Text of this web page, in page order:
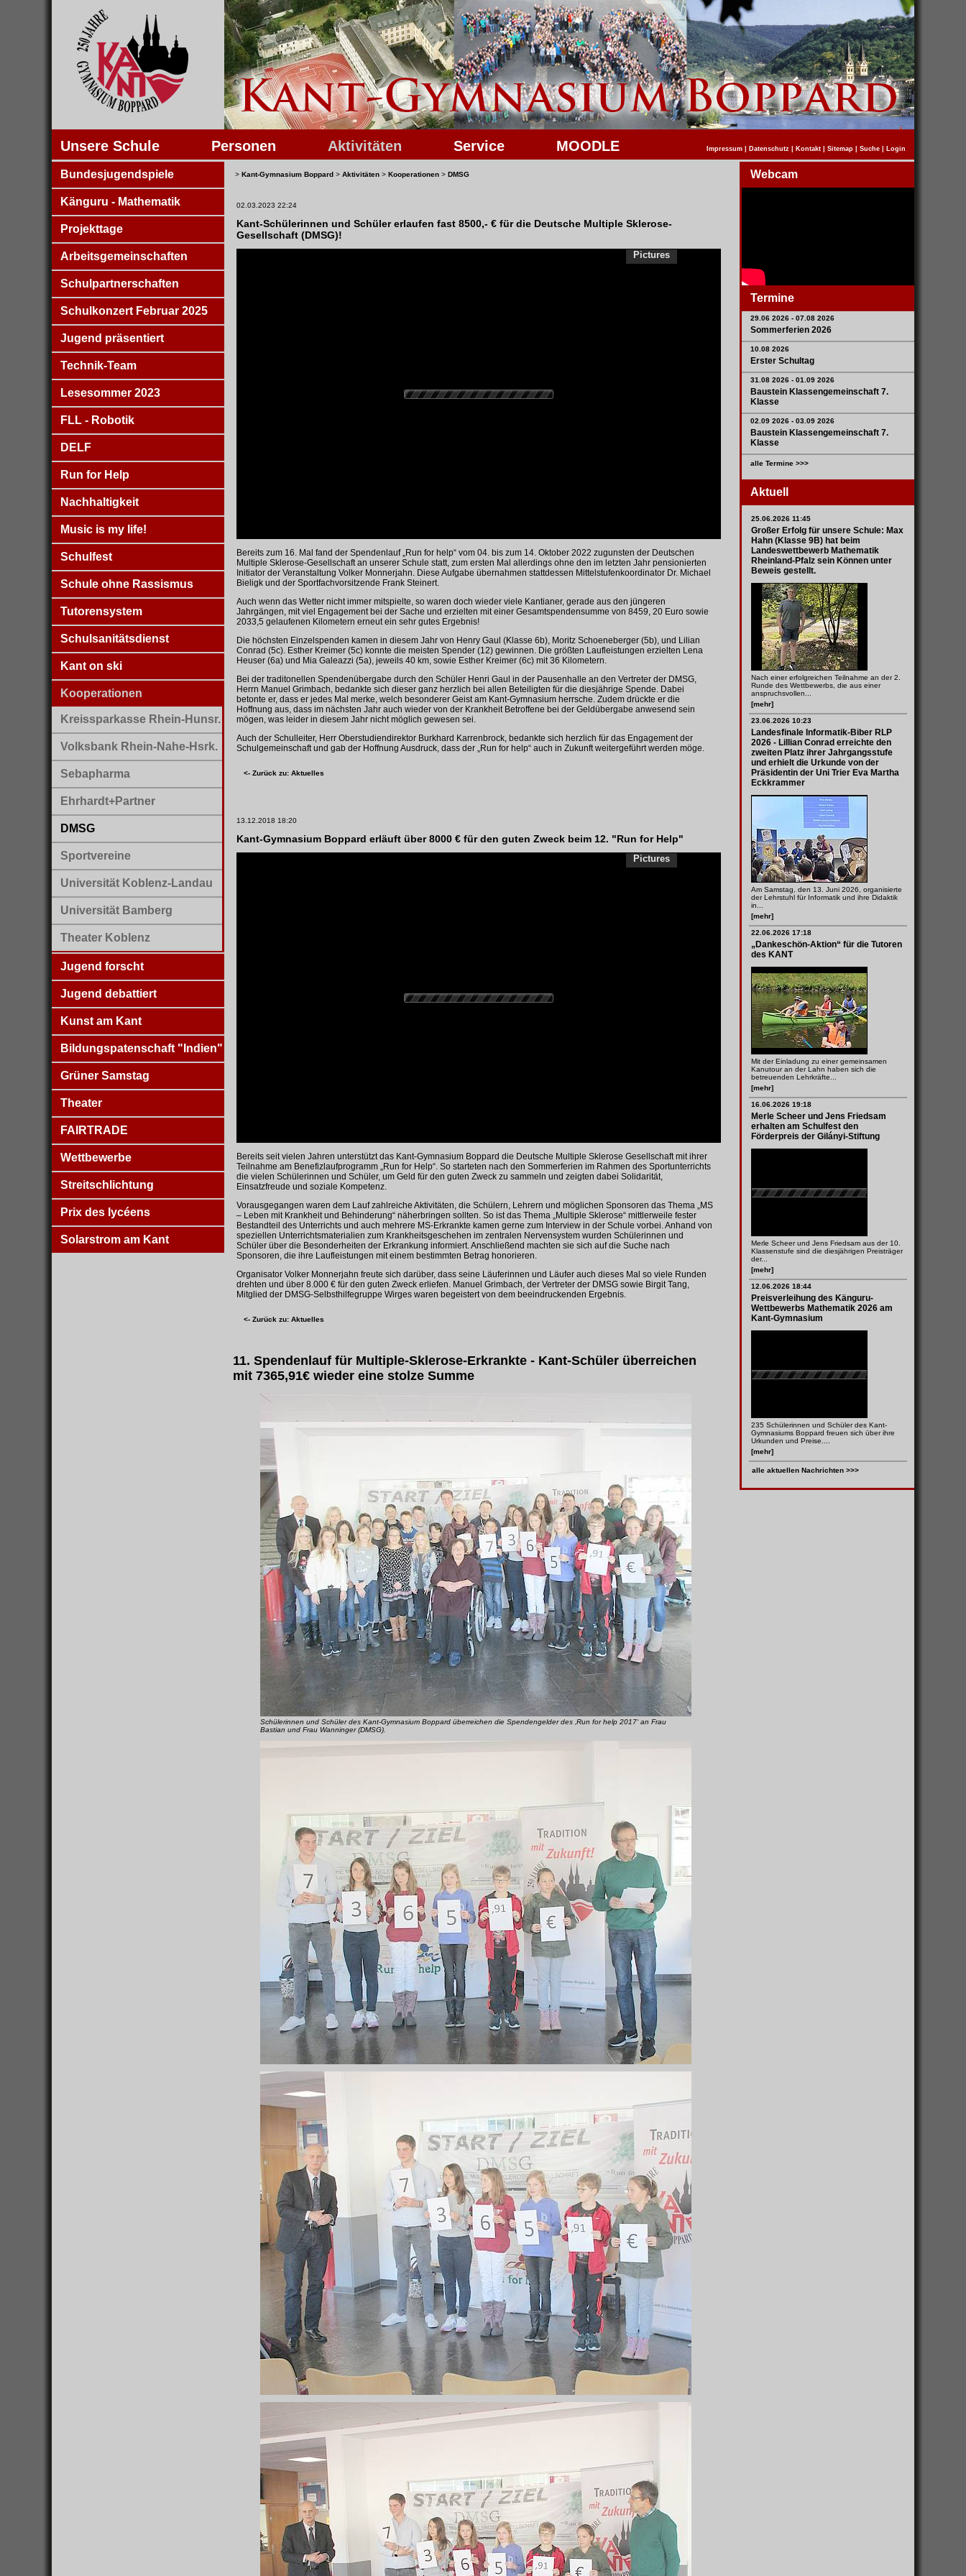
Unsere Schule Personen Aktivitäten Service MOODLE Impressum Datenschutz Kontakt Sitemap Suche Login
Bundesjugendspiele
Känguru - Mathematik
Projekttage
Arbeitsgemeinschaften
Schulpartnerschaften
Schulkonzert Februar 2025
Jugend präsentiert
Technik-Team
Lesesommer 2023
FLL - Robotik
DELF
Run for Help
Nachhaltigkeit
Music is my life!
Schulfest
Schule ohne Rassismus
Tutorensystem
Schulsanitätsdienst
Kant on ski
Kooperationen
Kreissparkasse Rhein-Hunsr.
Volksbank Rhein-Nahe-Hsrk.
Sebapharma
Ehrhardt+Partner
DMSG
Sportvereine
Universität Koblenz-Landau
Universität Bamberg
Theater Koblenz
Jugend forscht
Jugend debattiert
Kunst am Kant
Bildungspatenschaft "Indien"
Grüner Samstag
Theater
FAIRTRADE
Wettbewerbe
Streitschlichtung
Prix des lycéens
Solarstrom am Kant
Webcam
Termine
29.06 2026 - 07.08 2026
Sommerferien 2026
10.08 2026
Erster Schultag
31.08 2026 - 01.09 2026
Baustein Klassengemeinschaft 7.
Klasse
02.09 2026 - 03.09 2026
Baustein Klassengemeinschaft 7.
Klasse
alle Termine >>>
Aktuell
25.06.2026 11:45
Großer Erfolg für unsere Schule: Max
Hahn (Klasse 9B) hat beim
Landeswettbewerb Mathematik
Rheinland-Pfalz sein Können unter
Beweis gestellt.
Nach einer erfolgreichen Teilnahme an der 2.
Runde des Wettbewerbs, die aus einer
anspruchsvollen...
[mehr]
23.06.2026 10:23
Landesfinale Informatik-Biber RLP
2026 - Lillian Conrad erreichte den
zweiten Platz ihrer Jahrgangsstufe
und erhielt die Urkunde von der
Präsidentin der Uni Trier Eva Martha
Eckkrammer
Am Samstag, den 13. Juni 2026, organisierte
der Lehrstuhl für Informatik und ihre Didaktik
in...
[mehr]
22.06.2026 17:18
„Dankeschön-Aktion“ für die Tutoren
des KANT
Mit der Einladung zu einer gemeinsamen
Kanutour an der Lahn haben sich die
betreuenden Lehrkräfte...
[mehr]
16.06.2026 19:18
Merle Scheer und Jens Friedsam
erhalten am Schulfest den
Förderpreis der Gilányi-Stiftung
Merle Scheer und Jens Friedsam aus der 10.
Klassenstufe sind die diesjährigen Preisträger
der...
[mehr]
12.06.2026 18:44
Preisverleihung des Känguru-
Wettbewerbs Mathematik 2026 am
Kant-Gymnasium
235 Schülerinnen und Schüler des Kant-
Gymnasiums Boppard freuen sich über ihre
Urkunden und Preise....
[mehr]
alle aktuellen Nachrichten >>>
> Kant-Gymnasium Boppard > Aktivitäten > Kooperationen > DMSG
02.03.2023 22:24
Kant-Schülerinnen und Schüler erlaufen fast 8500,- € für die Deutsche Multiple Sklerose-
Gesellschaft (DMSG)!
Pictures
Bereits zum 16. Mal fand der Spendenlauf „Run for help“ vom 04. bis zum 14. Oktober 2022 zugunsten der Deutschen
Multiple Sklerose-Gesellschaft an unserer Schule statt, zum ersten Mal allerdings ohne den im letzten Jahr pensionierten
Initiator der Veranstaltung Volker Monnerjahn. Diese Aufgabe übernahmen stattdessen Mittelstufenkoordinator Dr. Michael
Bieligk und der Sportfachvorsitzende Frank Steinert.
Auch wenn das Wetter nicht immer mitspielte, so waren doch wieder viele Kantianer, gerade aus den jüngeren
Jahrgängen, mit viel Engagement bei der Sache und erzielten mit einer Gesamtspendensumme von 8459, 20 Euro sowie
2033,5 gelaufenen Kilometern erneut ein sehr gutes Ergebnis!
Die höchsten Einzelspenden kamen in diesem Jahr von Henry Gaul (Klasse 6b), Moritz Schoeneberger (5b), und Lilian
Conrad (5c). Esther Kreimer (5c) konnte die meisten Spender (12) gewinnen. Die größten Laufleistungen erzielten Lena
Heuser (6a) und Mia Galeazzi (5a), jeweils 40 km, sowie Esther Kreimer (6c) mit 36 Kilometern.
Bei der traditonellen Spendenübergabe durch den Schüler Henri Gaul in der Pausenhalle an den Vertreter der DMSG,
Herrn Manuel Grimbach, bedankte sich dieser ganz herzlich bei allen Beteiligten für die diesjährige Spende. Dabei
betonte er, dass er jedes Mal merke, welch besonderer Geist am Kant-Gymnasium herrsche. Zudem drückte er die
Hoffnung aus, dass im nächsten Jahr auch wieder von der Krankheit Betroffene bei der Geldübergabe anwesend sein
mögen, was leider in diesem Jahr nicht möglich gewesen sei.
Auch der Schulleiter, Herr Oberstudiendirektor Burkhard Karrenbrock, bedankte sich herzlich für das Engagement der
Schulgemeinschaft und gab der Hoffnung Ausdruck, dass der „Run for help“ auch in Zukunft weitergeführt werden möge.
<- Zurück zu: Aktuelles
13.12.2018 18:20
Kant-Gymnasium Boppard erläuft über 8000 € für den guten Zweck beim 12. "Run for Help"
Pictures
Bereits seit vielen Jahren unterstützt das Kant-Gymnasium Boppard die Deutsche Multiple Sklerose Gesellschaft mit ihrer
Teilnahme am Benefizlaufprogramm „Run for Help“. So starteten nach den Sommerferien im Rahmen des Sportunterrichts
die vielen Schülerinnen und Schüler, um Geld für den guten Zweck zu sammeln und zeigten dabei Solidarität,
Einsatzfreude und soziale Kompetenz.
Vorausgegangen waren dem Lauf zahlreiche Aktivitäten, die Schülern, Lehrern und möglichen Sponsoren das Thema „MS
– Leben mit Krankheit und Behinderung“ näherbringen sollten. So ist das Thema „Multiple Sklerose“ mittlerweile fester
Bestandteil des Unterrichts und auch mehrere MS-Erkrankte kamen gerne zum Interview in der Schule vorbei. Anhand von
speziellen Unterrichtsmaterialien zum Krankheitsgeschehen im zentralen Nervensystem wurden Schülerinnen und
Schüler über die Besonderheiten der Erkrankung informiert. Anschließend machten sie sich auf die Suche nach
Sponsoren, die ihre Laufleistungen mit einem bestimmten Betrag honorieren.
Organisator Volker Monnerjahn freute sich darüber, dass seine Läuferinnen und Läufer auch dieses Mal so viele Runden
drehten und über 8.000 € für den guten Zweck erliefen. Manuel Grimbach, der Vertreter der DMSG sowie Birgit Tang,
Mitglied der DMSG-Selbsthilfegruppe Wirges waren begeistert von dem beeindruckenden Ergebnis.
<- Zurück zu: Aktuelles
11. Spendenlauf für Multiple-Sklerose-Erkrankte - Kant-Schüler überreichen
mit 7365,91€ wieder eine stolze Summe
Schülerinnen und Schüler des Kant-Gymnasium Boppard überreichen die Spendengelder des ‚Run for help 2017‘ an Frau
Bastian und Frau Wanninger (DMSG).